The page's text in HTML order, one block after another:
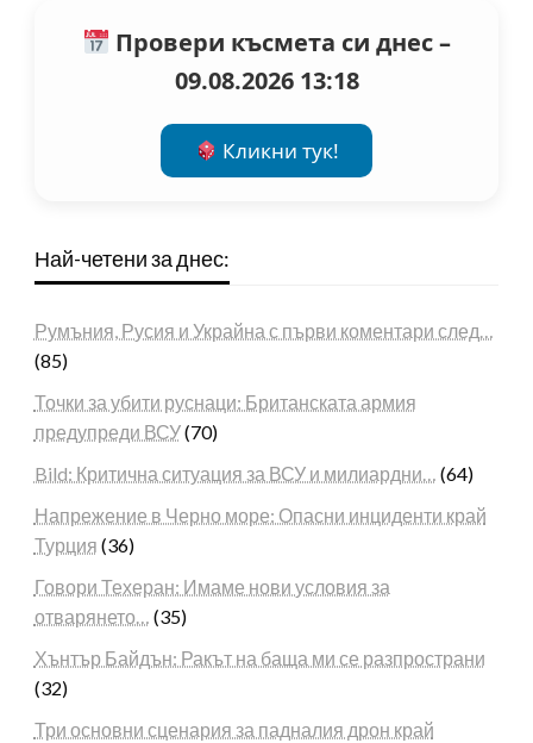
Провери късмета си днес –
09.08.2026 13:18
Кликни тук!
Най-четени за днес:
Румъния, Русия и Украйна с първи коментари след…
(85)
Точки за убити руснаци: Британската армия
предупреди ВСУ(70)
Bild: Критична ситуация за ВСУ и милиардни… (64)
Напрежение в Черно море: Опасни инциденти край
Турция (36)
Говори Техеран: Имаме нови условия за
отварянето… (35)
Хънтър Байдън: Ракът на баща ми се разпространи
(32)
Три основни сценария за падналия дрон край